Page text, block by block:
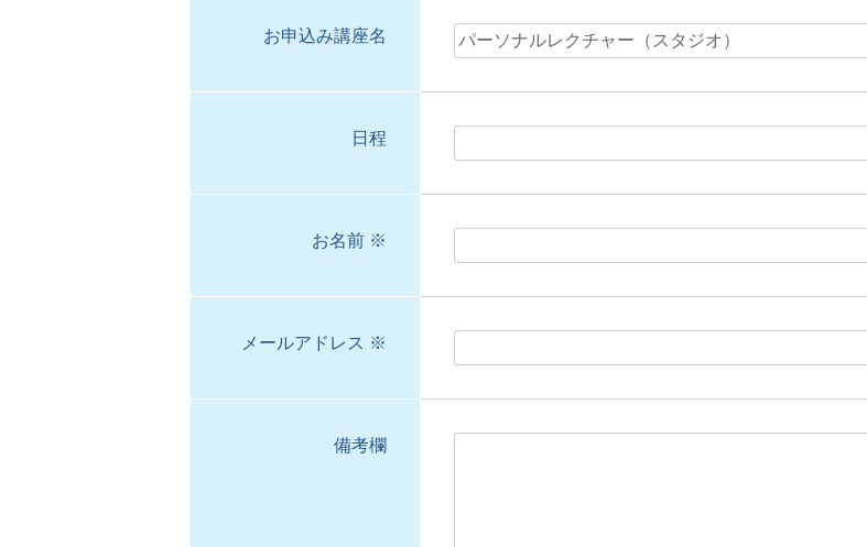
お申込み講座名
日程
お名前 ※
メールアドレス ※
備考欄